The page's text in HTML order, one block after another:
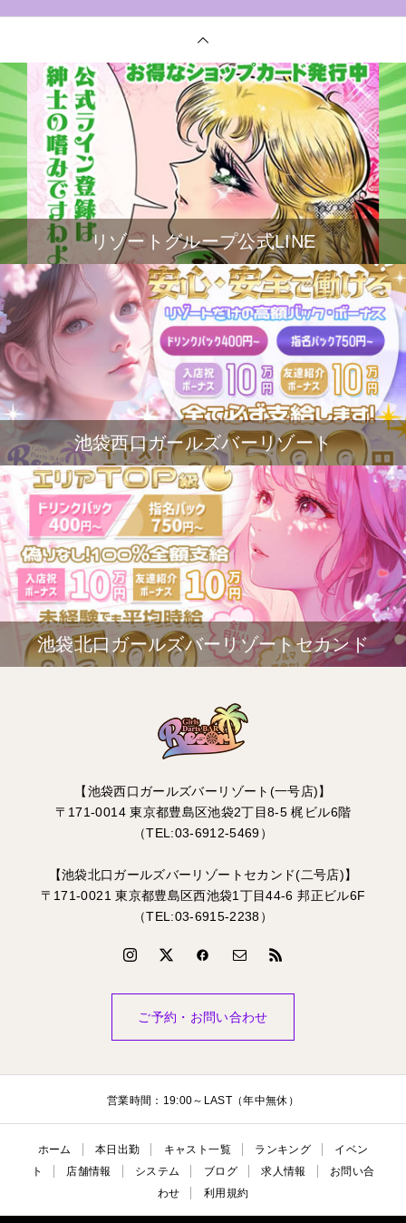
リゾートグループ公式LINE
池袋西口ガールズバーリゾート
池袋北口ガールズバーリゾートセカンド
【池袋西口ガールズバーリゾート(一号店)】
〒171-0014 東京都豊島区池袋2丁目8-5 梶ビル6階
（TEL:03-6912-5469）
【池袋北口ガールズバーリゾートセカンド(二号店)】
〒171-0021 東京都豊島区西池袋1丁目44-6 邦正ビル6F
（TEL:03-6915-2238）
ご予約・お問い合わせ
営業時間：19:00～LAST（年中無休）
ホーム 本日出勤 キャスト一覧 ランキング
イベン
ト
店舗情報 システム ブログ 求人情報
お問い合
わせ
利用規約